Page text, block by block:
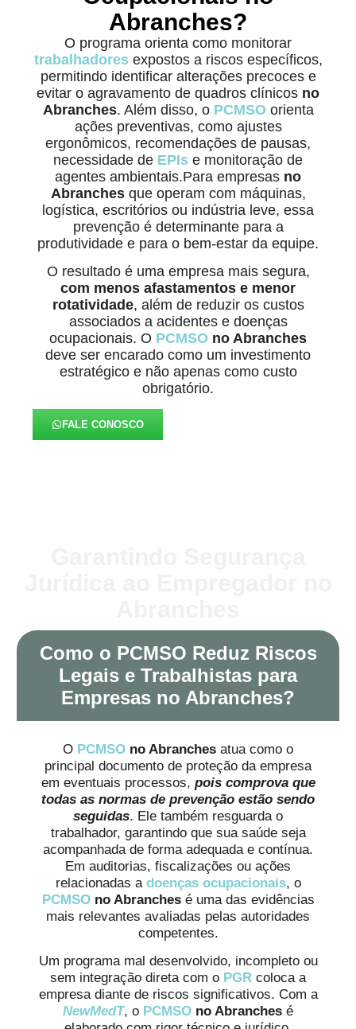
Abranches?
O programa orienta como monitorar
trabalhadores expostos a riscos específicos,
permitindo identificar alterações precoces e
evitar o agravamento de quadros clínicos no
Abranches. Além disso, o PCMSO orienta
ações preventivas, como ajustes
ergonômicos, recomendações de pausas,
necessidade de EPIs e monitoração de
agentes ambientais.Para empresas no
Abranchesque operam com máquinas,
logística, escritórios ou indústria leve, essa
prevenção é determinante para a
produtividade e para o bem-estar da equipe.
O resultado é uma empresa mais segura,
com menos afastamentos e menor
rotatividade, além de reduzir os custos
associados a acidentes e doenças
ocupacionais. O PCMSO no Abranches
deve ser encarado como um investimento
estratégico e não apenas como custo
obrigatório.
FALE CONOSCO
Como o PCMSO Reduz Riscos
Legais e Trabalhistas para
Empresas no Abranches?
O PCMSO no Abranches atua como o
principal documento de proteção da empresa
em eventuais processos, pois comprova que
todas as normas de prevenção estão sendo
seguidas. Ele também resguarda o
trabalhador, garantindo que sua saúde seja
acompanhada de forma adequada e contínua.
Em auditorias, fiscalizações ou ações
relacionadas a doenças ocupacionais, o
PCMSOno Abranchesé uma das evidências
mais relevantes avaliadas pelas autoridades
competentes.
Um programa mal desenvolvido, incompleto ou
sem integração direta com o PGR coloca a
empresa diante de riscos significativos. Com a
NewMedT, o PCMSO no Abranches é